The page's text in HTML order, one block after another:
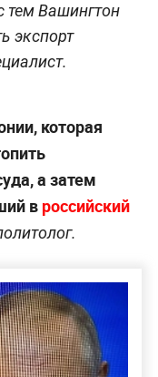
тем Вашингтон
экспорт
которая
а затем
в российский